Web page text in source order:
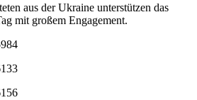
aus der Ukraine unterstützen das
mit großem Engagement.